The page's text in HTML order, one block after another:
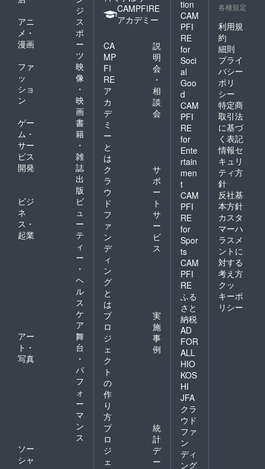
ジ
アニ
メ・
漫画
ス
ポ
ー
ツ
ファ
ッ
ショ
ン
映
像
・
映
画
ゲー
ム・
サー
ビス
開発
書
籍
・
雑
誌
出
版
ビジ
ネ
ス・
起業
ビ
ュ
ー
テ
ィ
ー
・
ヘ
ル
ス
ケ
ア
アー
ト・
写真
舞
台
・
パ
フ
ォ
ー
マ
ン
ス
ソー
シャ
CAMPFIRE
アカデミー
CA
MP
FI
RE
ア
カ
デ
ミ
ー
と
は
説
明
会
・
相
談
会
ク
ラ
ウ
ド
フ
ァ
ン
デ
ィ
ン
グ
と
は
サ
ポ
ー
ト
サ
ー
ビ
ス
プ
ロ
ジ
ェ
ク
ト
の
作
り
方
実
施
事
例
プ
ロ
ジ
ェ
統
計
デ
ー
tion
CAM
PFI
RE
for
Soci
al
Goo
d
CAM
PFI
RE
for
Ente
rtain
men
t
CAM
PFI
RE
for
Spor
ts
CAM
PFI
RE
ふる
さと
納税
AD
FOR
ALL
HIO
KOS
HI
JFA
クラ
ウド
ファ
ン
ディ
ング
各種規定
利用規
約
細則
プライ
バシー
ポリ
シー
特定商
取引法
に基づ
く表記
情報セ
キュリ
ティ方
針
反社基
本方針
カスタ
マーハ
ラスメ
ントに
対する
考え方
クッ
キーポ
リシー